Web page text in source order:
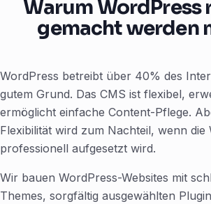
Warum WordPress
gemacht werden
WordPress betreibt über 40% des
gutem Grund. Das CMS ist flexibel,
ermöglicht einfache Content-Pflege.
Flexibilität wird zum Nachteil, wenn die
professionell aufgesetzt wird.
Wir bauen WordPress-Websites mit
Themes, sorgfältig ausgewählten